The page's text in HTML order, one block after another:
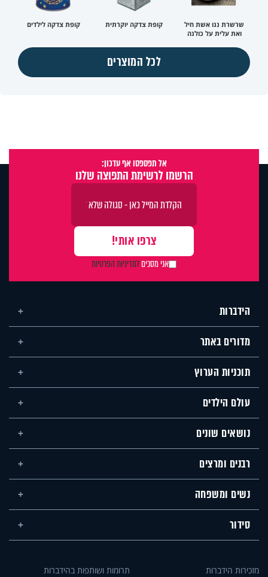
שרשרת ננו אשת חיל
ואת עלית על כולנה
קופת צדקה יוקרתית קופת צדקה לילדים
לכל המוצרים
אל תפספסו אף עדכון:
הרשמו לרשימת התפוצה שלנו
אני מסכיםלמדיניות הפרטיות
הידברות
מדורים באתר
תוכניות הערוץ
עולם הילדים
נושאים שונים
רבנים ומרצים
נשים ומשפחה
סידור
מזכירות הידברות תרומות ושותפות בהידברות